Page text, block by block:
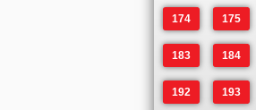
174 175
183 184
192 193